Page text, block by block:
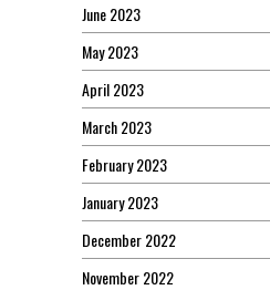
June 2023
May 2023
April 2023
March 2023
February 2023
January 2023
December 2022
November 2022